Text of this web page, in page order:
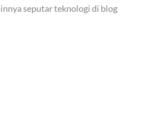
seputar teknologi di blog